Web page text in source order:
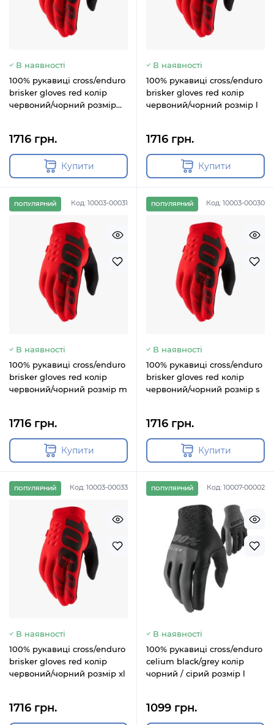
В наявності
100% рукавиці cross/enduro
brisker gloves red колір
червоний/чорний розмір
1716 грн.
Купити
В наявності
100% рукавиці cross/enduro
brisker gloves red колір
червоний/чорний розмір l
1716 грн.
Купити
Код: 10003-00031
ПОПУЛЯРНИЙ
В наявності
100% рукавиці cross/enduro
brisker gloves red колір
червоний/чорний розмір m
1716 грн.
Купити
Код: 10003-00030
ПОПУЛЯРНИЙ
В наявності
100% рукавиці cross/enduro
brisker gloves red колір
червоний/чорний розмір s
1716 грн.
Купити
Код: 10003-00033
ПОПУЛЯРНИЙ
В наявності
100% рукавиці cross/enduro
brisker gloves red колір
червоний/чорний розмір xl
1716 грн.
Код: 10007-00002
ПОПУЛЯРНИЙ
В наявності
100% рукавиці cross/enduro
celium black/grey колір
чорний / сірий розмір l
1099 грн.